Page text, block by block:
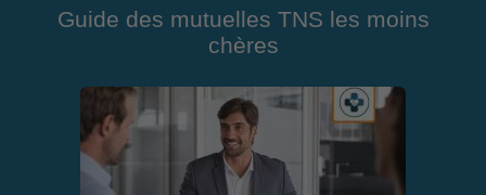
Guide des mutuelles TNS les moins
chères